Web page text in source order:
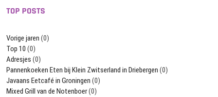
TOP POSTS
Vorige jaren (0)
Top 10 (0)
Adresjes (0)
Pannenkoeken Eten bij Klein Zwitserland in Driebergen (0)
Javaans Eetcafé in Groningen (0)
Mixed Grill van de Notenboer(0)